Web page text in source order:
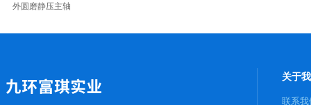
外圆磨静压主轴
关于
联系我